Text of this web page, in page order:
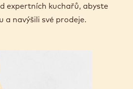
expertních kuchařů, abyste
a navýšili své prodeje.